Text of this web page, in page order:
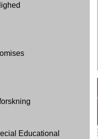
Educational